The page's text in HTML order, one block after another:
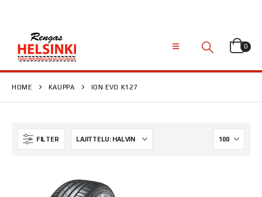
0
HOME KAUPPA ION EVO K127
FILTER